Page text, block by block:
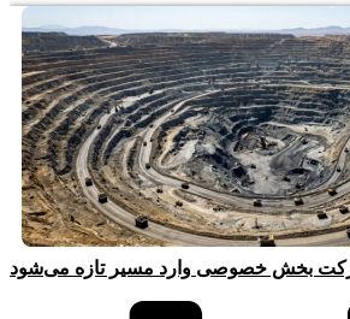
بخش خصوصی وارد مسیر تازه می‌شود